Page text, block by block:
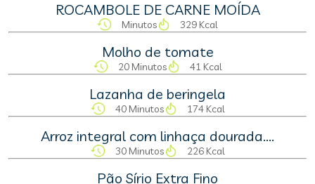
ROCAMBOLE DE CARNE MOÍDA
Minutos 329 Kcal
Molho de tomate
20 Minutos 41 Kcal
Lazanha de beringela
40 Minutos 174 Kcal
Arroz integral com linhaça dourada....
30 Minutos 226 Kcal
Pão Sírio Extra Fino